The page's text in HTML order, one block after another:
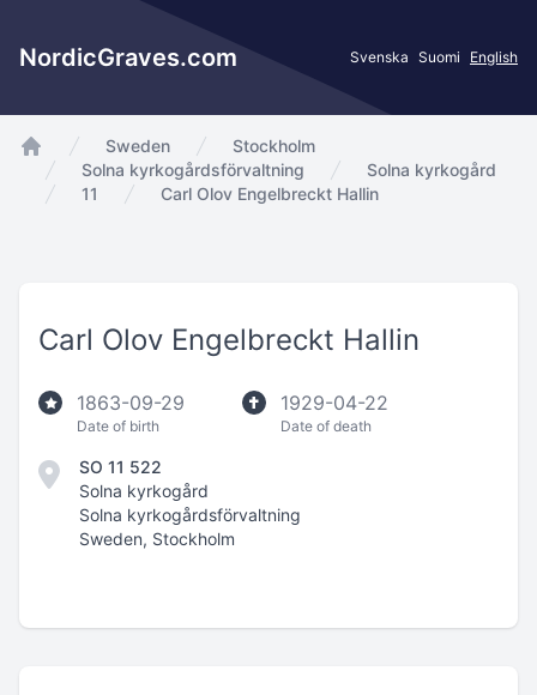
NordicGraves.com Svenska Suomi English
app.Start
Sweden
Stockholm
Solna kyrkogårdsförvaltning
Solna kyrkogård
11
Carl Olov Engelbreckt Hallin
Carl Olov Engelbreckt Hallin
1863-09-29
Date of birth
1929-04-22
Date of death
SO 11 522
Solna kyrkogård
Solna kyrkogårdsförvaltning
Sweden, Stockholm